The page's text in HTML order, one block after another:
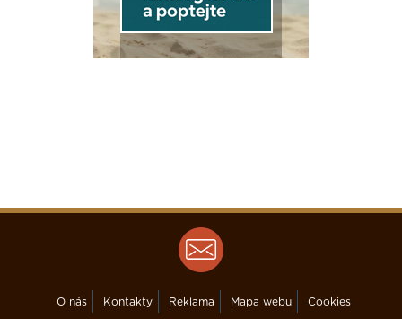
O nás Kontakty Reklama Mapa webu Cookies